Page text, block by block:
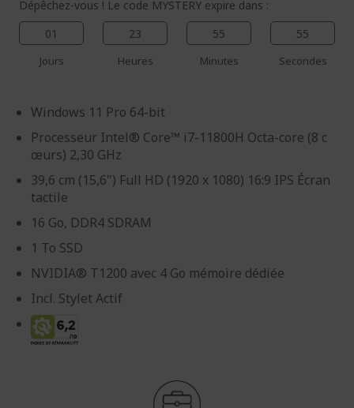
Dépêchez-vous ! Le code MYSTERY expire dans :
01
Jours
23
Heures
55
Minutes
54
Secondes
Windows 11 Pro 64-bit
Processeur Intel® Core™ i7-11800H Octa-core (8 c
œurs) 2,30 GHz
39,6 cm (15,6") Full HD (1920 x 1080) 16:9 IPS Écran
tactile
16 Go, DDR4 SDRAM
1 To SSD
NVIDIA® T1200 avec 4 Go mémoire dédiée
Incl. Stylet Actif